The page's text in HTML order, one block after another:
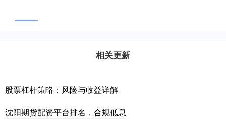
相关更新
股票杠杆策略：风险与收益详解
沈阳期货配资平台排名，合规低息